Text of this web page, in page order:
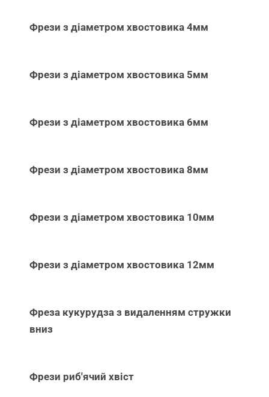
Фрези з діаметром хвостовика 4мм
Фрези з діаметром хвостовика 5мм
Фрези з діаметром хвостовика 6мм
Фрези з діаметром хвостовика 8мм
Фрези з діаметром хвостовика 10мм
Фрези з діаметром хвостовика 12мм
Фреза кукурудза з видаленням стружки
вниз
Фрези риб'ячий хвіст